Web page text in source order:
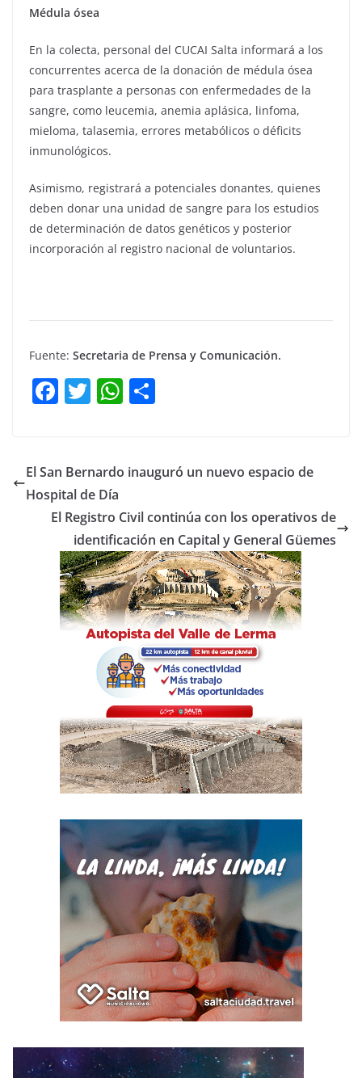
Médula ósea
En la colecta, personal del CUCAI Salta informará a los
concurrentes acerca de la donación de médula ósea
para trasplante a personas con enfermedades de la
sangre, como leucemia, anemia aplásica, linfoma,
mieloma, talasemia, errores metabólicos o déficits
inmunológicos.
Asimismo, registrará a potenciales donantes, quienes
deben donar una unidad de sangre para los estudios
de determinación de datos genéticos y posterior
incorporación al registro nacional de voluntarios.
Fuente: Secretaria de Prensa y Comunicación.
F
e
b
o
o
k
T
er
W
s
p
p
p
tir
El San Bernardo inauguró un nuevo espacio de
Hospital de Día
El Registro Civil continúa con los operativos de
identificación en Capital y General Güemes